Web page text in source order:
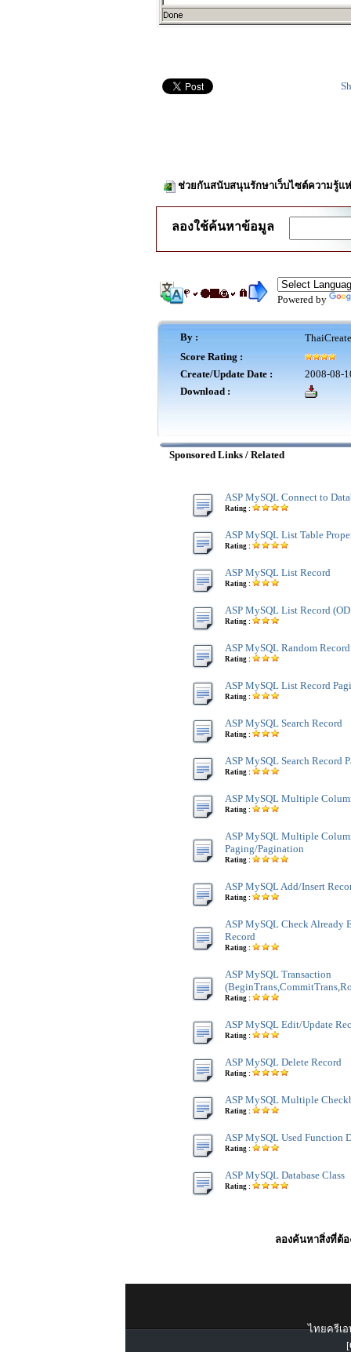
ช่วยกันสนับสนุนรักษาเว็บไซต์ความรู้แ
ลองใช้ค้นหาข้อมูล
Powered by
By :
Score Rating :
Create/Update Date :
2008-08-
Download :
Sponsored Links / Related
ASP MySQL Connect to
Rating :
ASP MySQL List Table
Rating :
ASP MySQL List Record
Rating :
ASP MySQL List Record
Rating :
ASP MySQL Random Record
Rating :
ASP MySQL List Record
Rating :
ASP MySQL Search Record
Rating :
ASP MySQL Search Record
Rating :
ASP MySQL Multiple
Rating :
ASP MySQL Multiple
Paging/Pagination
Rating :
ASP MySQL Add/Insert
Rating :
ASP MySQL Check Already
Record
Rating :
ASP MySQL Transaction
Rating :
ASP MySQL Edit/Update
Rating :
ASP MySQL Delete Record
Rating :
ASP MySQL Multiple
Rating :
ASP MySQL Used Function
Rating :
ASP MySQL Database Class
Rating :
ลองค้นหาสิ่งที่ต้อ
ไทยครีเอ
[